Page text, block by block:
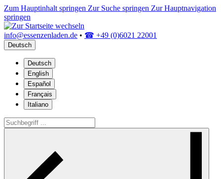
Zum Hauptinhalt springen Zur Suche springen Zur Hauptnavigation
springen
info@essenzenladen.de • ☎ +49 (0)6021 22001
Deutsch
Deutsch
English
Español
Français
Italiano